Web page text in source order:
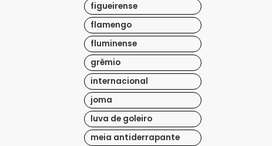
figueirense
flamengo
fluminense
grêmio
internacional
joma
luva de goleiro
meia antiderrapante